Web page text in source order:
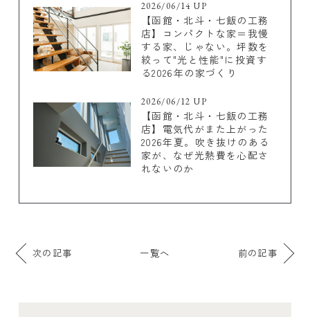
2026/06/14 UP
【函館・北斗・七飯の工務
店】コンパクトな家＝我慢
する家、じゃない。坪数を
絞って"光と性能"に投資す
る2026年の家づくり
2026/06/12 UP
【函館・北斗・七飯の工務
店】電気代がまた上がった
2026年夏。吹き抜けのある
家が、なぜ光熱費を心配さ
れないのか
次の記事 一覧へ 前の記事